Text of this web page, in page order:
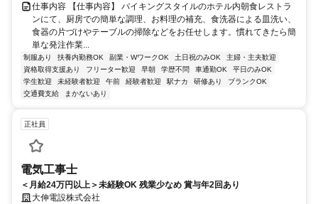
仕事内容 【仕事内容】 バイキングスタイルのホテル内朝食レストラ
ンにて、厨房での簡単な調理、お料理の補充、食洗器による皿洗い、
食器の片づけやテーブルの掃除などをお任せします。慣れてきたら簡
単な発注作業...
制服あり 扶養内勤務OK 副業・WワークOK 土日祝のみOK
主婦・主夫歓迎
資格取得支援あり
フリーター歓迎 早朝 学歴不問 車通勤OK
平日のみOK
学生歓迎
未経験者歓迎 午前 経験者歓迎 駅ナカ 研修あり
ブランクOK
交通費支給
まかないあり
正社員
電気工事士
＜月給24万円以上＞未経験OK 残業少なめ 賞与年2回あり
大伸電設株式会社